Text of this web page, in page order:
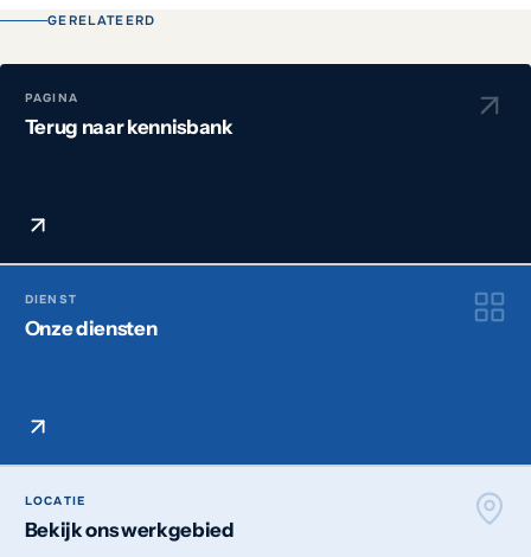
GERELATEERD
PAGINA
Terug naar kennisbank
DIENST
Onze diensten
LOCATIE
Bekijk ons werkgebied